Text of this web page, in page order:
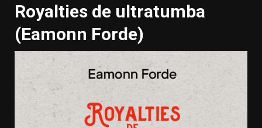
Royalties de ultratumba
(Eamonn Forde)